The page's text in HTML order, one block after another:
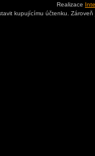
Realizace
kupujícímu účtenku.